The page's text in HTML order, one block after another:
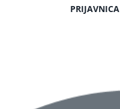
PRIJAVNICA